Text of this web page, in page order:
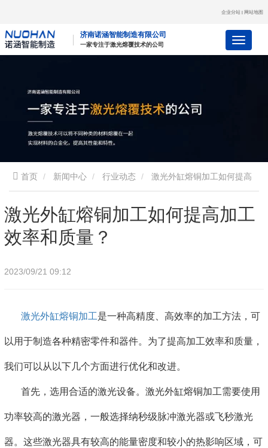
企业分站 | 网站地图
济南诺涵智能制造有限公司
一家专注于激光熔覆技术的公司
首页 新闻中心 行业动态
加工效率和质量？
激光外缸熔铜加工如何提高加工
效率和质量？
2023/09/21 09:12
激光外缸熔铜加工是一种高精度、高效率的加工方法，可
以用于制造各种精密零件和器件。为了提高加工效率和质量，
我们可以从以下几个方面进行优化和改进。
首先，选用合适的激光设备。激光外缸熔铜加工需要使用
功率较高的激光器，一般选择纳秒级脉冲激光器或飞秒激光
器。这些激光器具有较高的能量密度和较小的热影响区域，可